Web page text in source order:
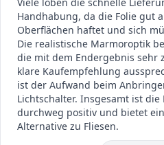
Handhabung, da die Folie gut
Oberflächen haftet und sich
Die realistische Marmoroptik
die mit dem Endergebnis sehr
klare Kaufempfehlung
ist der Aufwand beim
Lichtschalter. Insgesamt ist
durchweg positiv und bietet
Alternative zu Fliesen.